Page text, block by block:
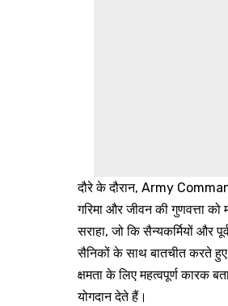
दौरे के दौरान, Army
गरिमा और जीवन की गुणवत्ता
सराहा, जो कि सैन्यकर्मियों और
सैनिकों के साथ बातचीत करते
क्षमता के लिए महत्वपूर्ण कारक
योगदान देते हैं।